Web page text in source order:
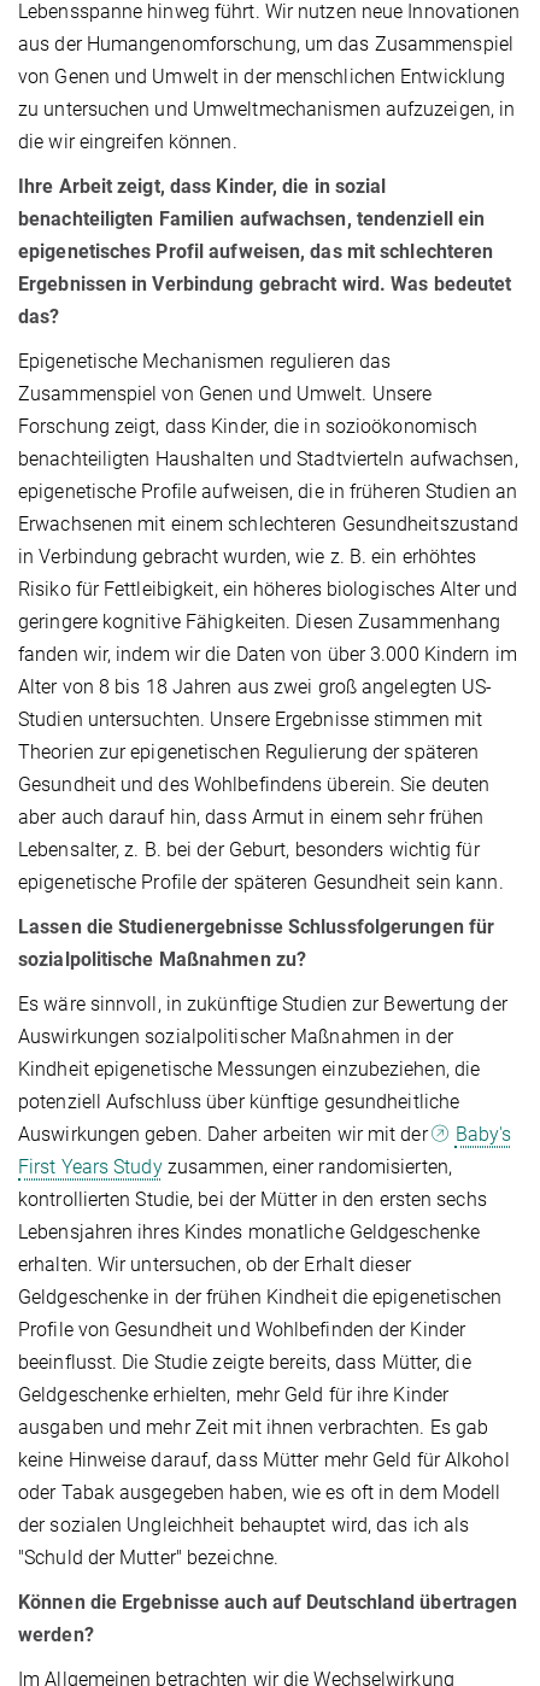
Lebensspanne hinweg führt. Wir nutzen neue Innovationen
aus der Humangenomforschung, um das Zusammenspiel
von Genen und Umwelt in der menschlichen Entwicklung
zu untersuchen und Umweltmechanismen aufzuzeigen, in
die wir eingreifen können.
Ihre Arbeit zeigt, dass Kinder, die in sozial
benachteiligten Familien aufwachsen, tendenziell ein
epigenetisches Profil aufweisen, das mit schlechteren
Ergebnissen in Verbindung gebracht wird. Was bedeutet
das?
Epigenetische Mechanismen regulieren das
Zusammenspiel von Genen und Umwelt. Unsere
Forschung zeigt, dass Kinder, die in sozioökonomisch
benachteiligten Haushalten und Stadtvierteln aufwachsen,
epigenetische Profile aufweisen, die in früheren Studien an
Erwachsenen mit einem schlechteren Gesundheitszustand
in Verbindung gebracht wurden, wie z. B. ein erhöhtes
Risiko für Fettleibigkeit, ein höheres biologisches Alter und
geringere kognitive Fähigkeiten. Diesen Zusammenhang
fanden wir, indem wir die Daten von über 3.000 Kindern im
Alter von 8 bis 18 Jahren aus zwei groß angelegten US-
Studien untersuchten. Unsere Ergebnisse stimmen mit
Theorien zur epigenetischen Regulierung der späteren
Gesundheit und des Wohlbefindens überein. Sie deuten
aber auch darauf hin, dass Armut in einem sehr frühen
Lebensalter, z. B. bei der Geburt, besonders wichtig für
epigenetische Profile der späteren Gesundheit sein kann.
Lassen die Studienergebnisse Schlussfolgerungen für
sozialpolitische Maßnahmen zu?
Es wäre sinnvoll, in zukünftige Studien zur Bewertung der
Auswirkungen sozialpolitischer Maßnahmen in der
Kindheit epigenetische Messungen einzubeziehen, die
potenziell Aufschluss über künftige gesundheitliche
Auswirkungen geben. Daher arbeiten wir mit der
Baby's
First Years Studyzusammen, einer randomisierten,
kontrollierten Studie, bei der Mütter in den ersten sechs
Lebensjahren ihres Kindes monatliche Geldgeschenke
erhalten. Wir untersuchen, ob der Erhalt dieser
Geldgeschenke in der frühen Kindheit die epigenetischen
Profile von Gesundheit und Wohlbefinden der Kinder
beeinflusst. Die Studie zeigte bereits, dass Mütter, die
Geldgeschenke erhielten, mehr Geld für ihre Kinder
ausgaben und mehr Zeit mit ihnen verbrachten. Es gab
keine Hinweise darauf, dass Mütter mehr Geld für Alkohol
oder Tabak ausgegeben haben, wie es oft in dem Modell
der sozialen Ungleichheit behauptet wird, das ich als
"Schuld der Mutter" bezeichne.
Können die Ergebnisse auch auf Deutschland übertragen
werden?
Im Allgemeinen betrachten wir die Wechselwirkung